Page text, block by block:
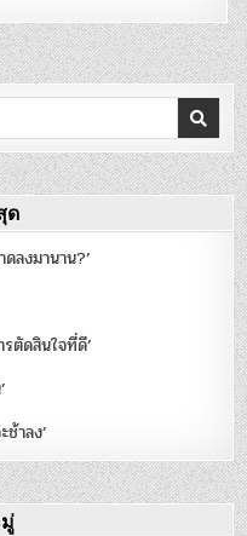
ด
ลงมานาน?’
ตัดสินใจที่ดี’
าลง’